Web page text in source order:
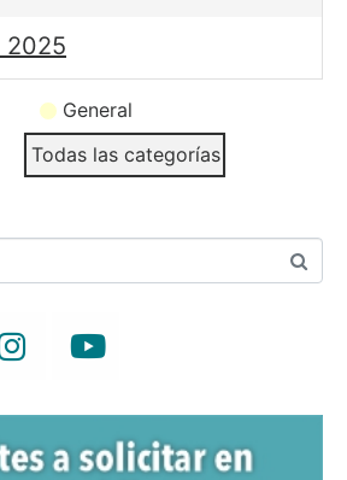
2025
General
Todas las categorías